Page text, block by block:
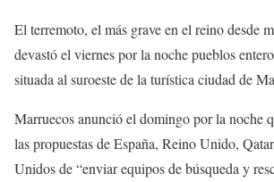
El terremoto, el más grave en el reino desde
devastó el viernes por la noche pueblos
situada al suroeste de la turística ciudad de
Marruecos anunció el domingo por la noche
las propuestas de España, Reino Unido,
Unidos de “enviar equipos de búsqueda y